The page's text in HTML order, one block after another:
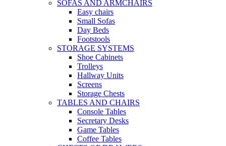
SOFAS AND ARMCHAIRS
Easy chairs
Small Sofas
Day Beds
Footstools
STORAGE SYSTEMS
Shoe Cabinets
Trolleys
Hallway Units
Screens
Storage Chests
TABLES AND CHAIRS
Console Tables
Secretary Desks
Game Tables
Coffee Tables